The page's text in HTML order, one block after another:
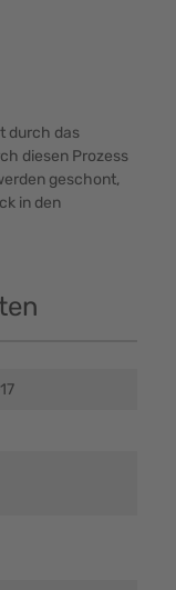
durch das
diesen Prozess
geschont,
in den